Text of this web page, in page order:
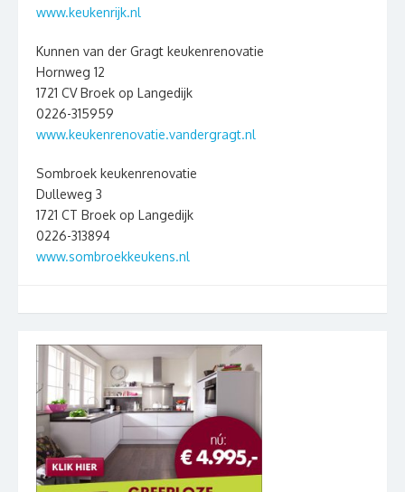
www.keukenrijk.nl
Kunnen van der Gragt keukenrenovatie
Hornweg 12
1721 CV Broek op Langedijk
0226-315959
www.keukenrenovatie.vandergragt.nl
Sombroek keukenrenovatie
Dulleweg 3
1721 CT Broek op Langedijk
0226-313894
www.sombroekkeukens.nl